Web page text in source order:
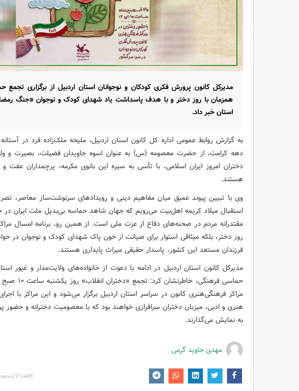
مدیرکل کانون پرورش فکری کودکان و نوجوانان استان اردبیل از برگزاری تجمع
همزمان با روز دختر و با هدف پاسداشت یاد شهدای کودک و نوجوان «جنگ
استان خبر داد.
به گزارش روابط عمومی اداره کل کانون استان اردبیل، ملیحه ملک‌زاده فرد در
دهه کرامت، از حضرت معصومه (س) به عنوان اسوه جاویدان فضیلت، بصیرت و
دختران امروز ایران اسلامی، با تأسی به سیره این بانوی مکرمه، پرچمداران عفت
هستند.
وی با تبیین پیوند عمیق میان مفاهیم دینی و رویدادهای سرنوشت‌ساز معاصر،
استقبال میلاد کریمه اهل‌بیت می‌رویم که جهان شاهد حماسه بی‌بدیل ملت ایران
مقتدرانه مردم در صحنه‌های دفاع از عزت ملی است. از همین رو، برنامه امسال
روز دختر، بلکه میثاقی استوار برای صیانت از خون پاک شهدای کودک و نوجوان در
فرزندان مستعد این کشور، پاسدار حقیقی میراث پایداری هستند.
مدیرکل کانون استان اردبیل در ادامه با دعوت از خانواده‌های ولایت‌مدار و غیور
حماسی
مراکز فرهنگی‌هنری کانون در سراسر استان اردبیل برگزار می‌شود و این مراکز با
هنری و ادبی، میزبان دختران سرافرازی خواهند بود که با معصومیت دخترانه و حضور
به نمایش می‌گذارند.
مهدی جاوید گرمی